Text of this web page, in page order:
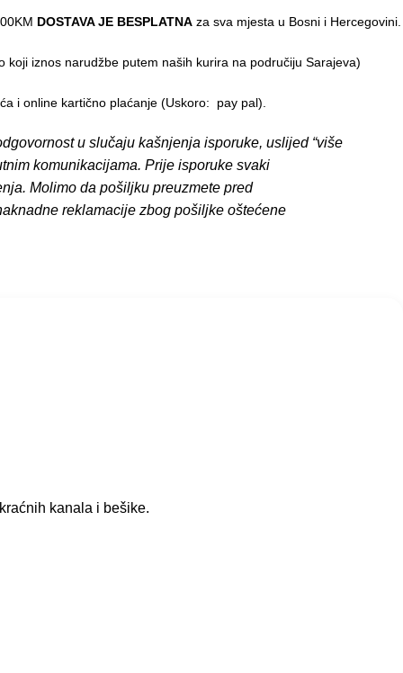
DOSTAVA JE BESPLATNA za sva mjesta u Bosni i Hercegovini.
koji iznos narudžbe putem naših kurira na područiju Sarajeva)
i online kartično plaćanje (Uskoro: pay pal).
u slučaju kašnjenja isporuke, uslijed “više
komunikacijama. Prije isporuke svaki
Molimo da pošiljku preuzmete pred
reklamacije zbog pošiljke oštećene
kanala i bešike.